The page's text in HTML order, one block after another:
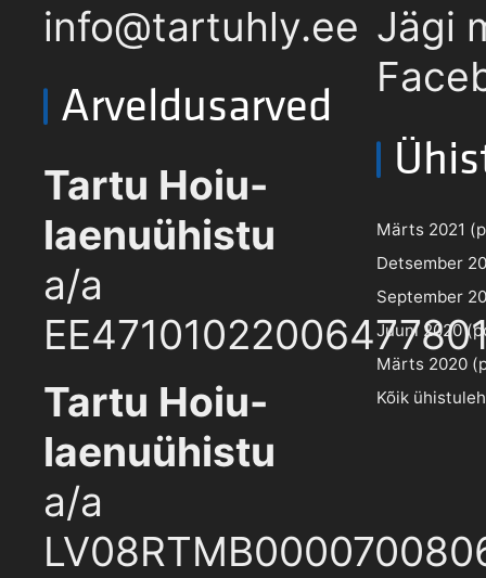
info@tartuhly.ee
Arveldusarved
Tartu Hoiu-
laenuühistu
a/a
Tartu Hoiu-
laenuühistu
a/a
Jägi
Märts 2021
Detsember
September
Juuni 2020
Märts 2020
Kõik